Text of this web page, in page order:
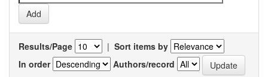
Results/Page | Sort items by
In order
Authors/record